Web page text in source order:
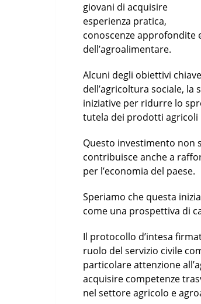
giovani di acquisire
esperienza pratica,
conoscenze approfondite
dell’agroalimentare.
Alcuni degli obiettivi
dell’agricoltura sociale,
iniziative per ridurre lo
tutela dei prodotti agricoli
Questo investimento non
contribuisce anche a
per l’economia del paese.
Speriamo che questa
come una prospettiva di
Il protocollo d’intesa
ruolo del servizio civile
particolare attenzione
acquisire competenze
nel settore agricolo e